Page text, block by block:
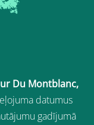
Du Montblanc,
datumus
gadījumā